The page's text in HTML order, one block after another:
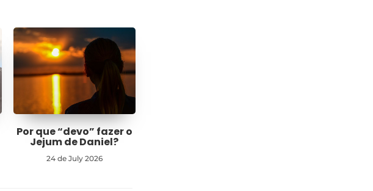
Por que “devo” fazer o
Jejum de Daniel?
24 de July 2026